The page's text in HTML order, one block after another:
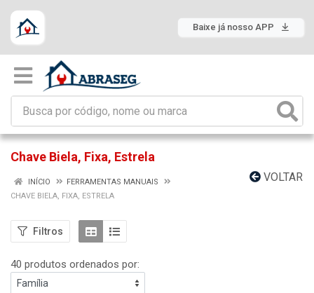
Baixe já nosso APP
Chave Biela, Fixa, Estrela
VOLTAR
INÍCIO
FERRAMENTAS MANUAIS
CHAVE BIELA, FIXA, ESTRELA
Filtros
40 produtos ordenados por: